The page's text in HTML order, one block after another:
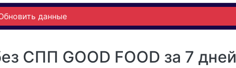
данные
СПП GOOD FOOD за 7 дней